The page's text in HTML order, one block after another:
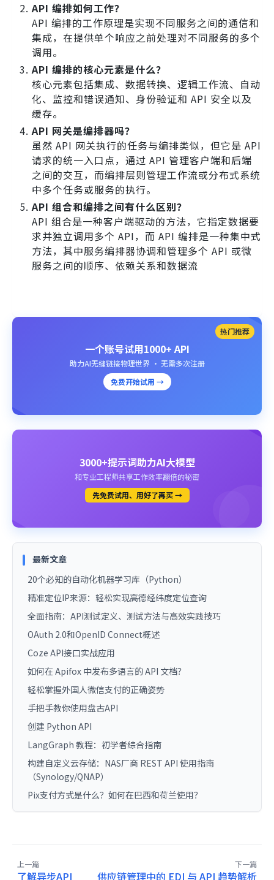
API 编排如何工作？
API 编排的工作原理是实现不同服务之间的通信和
集成，在提供单个响应之前处理对不同服务的多个
调用。
API 编排的核心元素是什么？
核心元素包括集成、数据转换、逻辑工作流、自动
化、监控和错误通知、身份验证和 API 安全以及
缓存。
API 网关是编排器吗？
虽然 API 网关执行的任务与编排类似，但它是 API
请求的统一入口点，通过 API 管理客户端和后端
之间的交互，而编排层则管理工作流或分布式系统
中多个任务或服务的执行。
API 组合和编排之间有什么区别？
API 组合是一种客户端驱动的方法，它指定数据要
求并独立调用多个 API，而 API 编排是一种集中式
方法，其中服务编排器协调和管理多个 API 或微
服务之间的顺序、依赖关系和数据流
热门推荐
一个账号试用1000+ API
助力AI无缝链接物理世界 · 无需多次注册
免费开始试用 →
3000+提示词助力AI大模型
和专业工程师共享工作效率翻倍的秘密
先免费试用、用好了再买 →
最新文章
20个必知的自动化机器学习库（Python）
精准定位IP来源：轻松实现高德经纬度定位查询
全面指南：API测试定义、测试方法与高效实践技巧
OAuth 2.0和OpenID Connect概述
Coze API接口实战应用
如何在 Apifox 中发布多语言的 API 文档？
轻松掌握外国人微信支付的正确姿势
手把手教你使用盘古API
创建 Python API
LangGraph 教程：初学者综合指南
构建自定义云存储：NAS厂商 REST API 使用指南
（Synology/QNAP）
Pix支付方式是什么？如何在巴西和荷兰使用？
上一篇
了解异步API
下一篇
供应链管理中的 EDI 与 API 趋势解析